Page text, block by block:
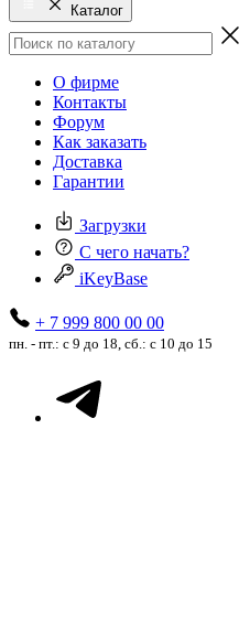
Каталог
О фирме
Контакты
Форум
Как заказать
Доставка
Гарантии
Загрузки
С чего начать?
iKeyBase
+ 7 999 800 00 00
пн. - пт.: с 9 до 18, сб.: с 10 до 15